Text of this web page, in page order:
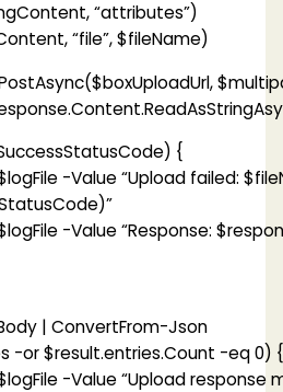
“attributes”)
“file”, $fileName)
{
-Value “Upload failed:
-Value “Response:
| ConvertFrom-Json
-or $result.entries.Count -eq 0) {
-Value “Upload response